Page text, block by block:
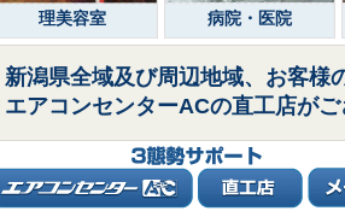
理美容室 病院・医院
新潟県全域及び周辺地域、お客様
エアコンセンターACの直工店が